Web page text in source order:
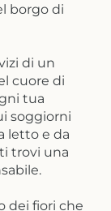
borgo di
di un
cuore di
tua
soggiorni
letto e da
trovi una
dei fiori che